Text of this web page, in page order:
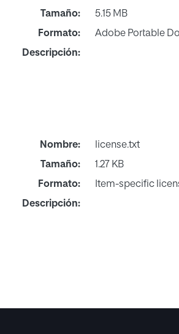
Tamaño:
5.15 MB
Formato:
Adobe Portable
Descripción:
Nombre:
license.txt
Tamaño:
1.27 KB
Formato:
Item-specific
Descripción: